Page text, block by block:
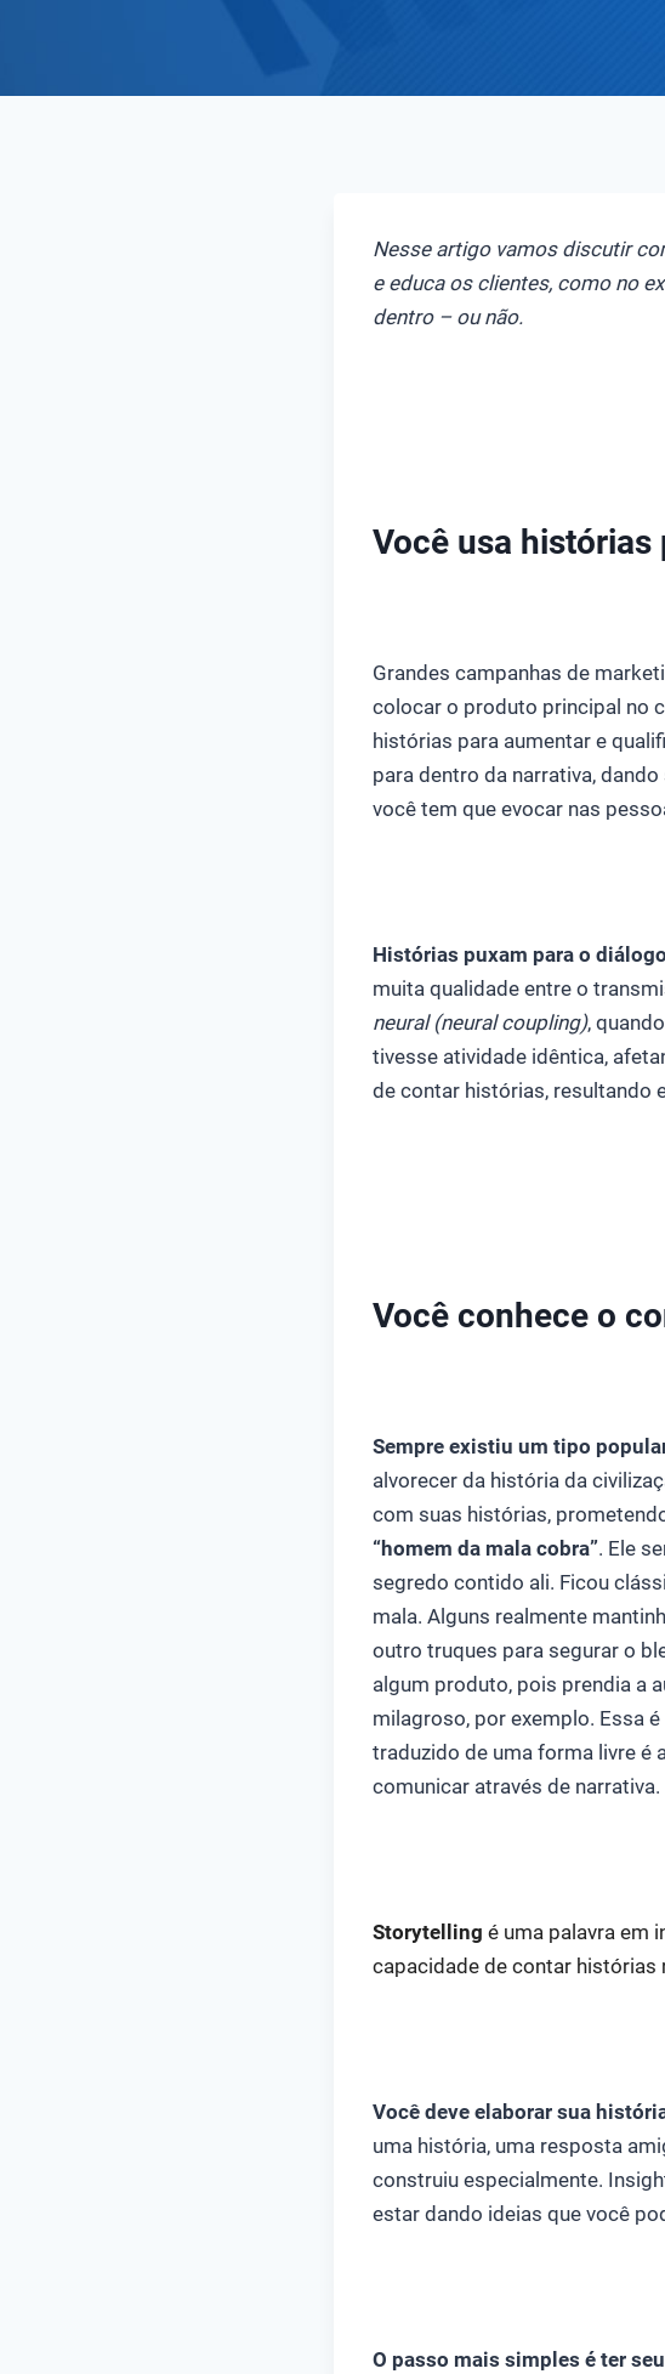
Nesse artigo vamos discutir
e educa os clientes, como no
dentro – ou não.
Você usa histórias
Grandes campanhas de
colocar o produto principal no
histórias para aumentar e
para dentro da narrativa,
você tem que evocar nas
Histórias puxam para o
muita qualidade entre o
neural (neural coupling),
tivesse atividade idêntica,
de contar histórias, resultando
Você conhece o
Sempre existiu um tipo
alvorecer da história da
com suas histórias,
“homem da mala cobra”. Ele
segredo contido ali. Ficou
mala. Alguns realmente
outro truques para segurar o
algum produto, pois prendia a
milagroso, por exemplo. Essa
traduzido de uma forma livre é
comunicar através de narrativa.
Storytelling é uma palavra em
capacidade de contar histórias
Você deve elaborar sua
uma história, uma resposta
construiu especialmente.
estar dando ideias que você
O passo mais simples é ter